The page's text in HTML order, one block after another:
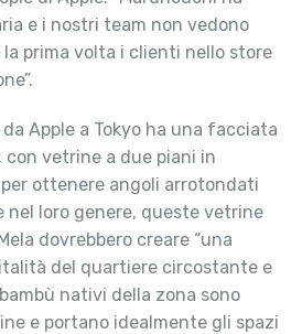
e i nostri team non vedono
la prima volta i clienti nello store
Apple a Tokyo ha una facciata
con vetrine a due piani in
ottenere angoli arrotondati
nel loro genere, queste vetrine
dovrebbero creare “una
del quartiere circostante e
nativi della zona sono
e portano idealmente gli spazi